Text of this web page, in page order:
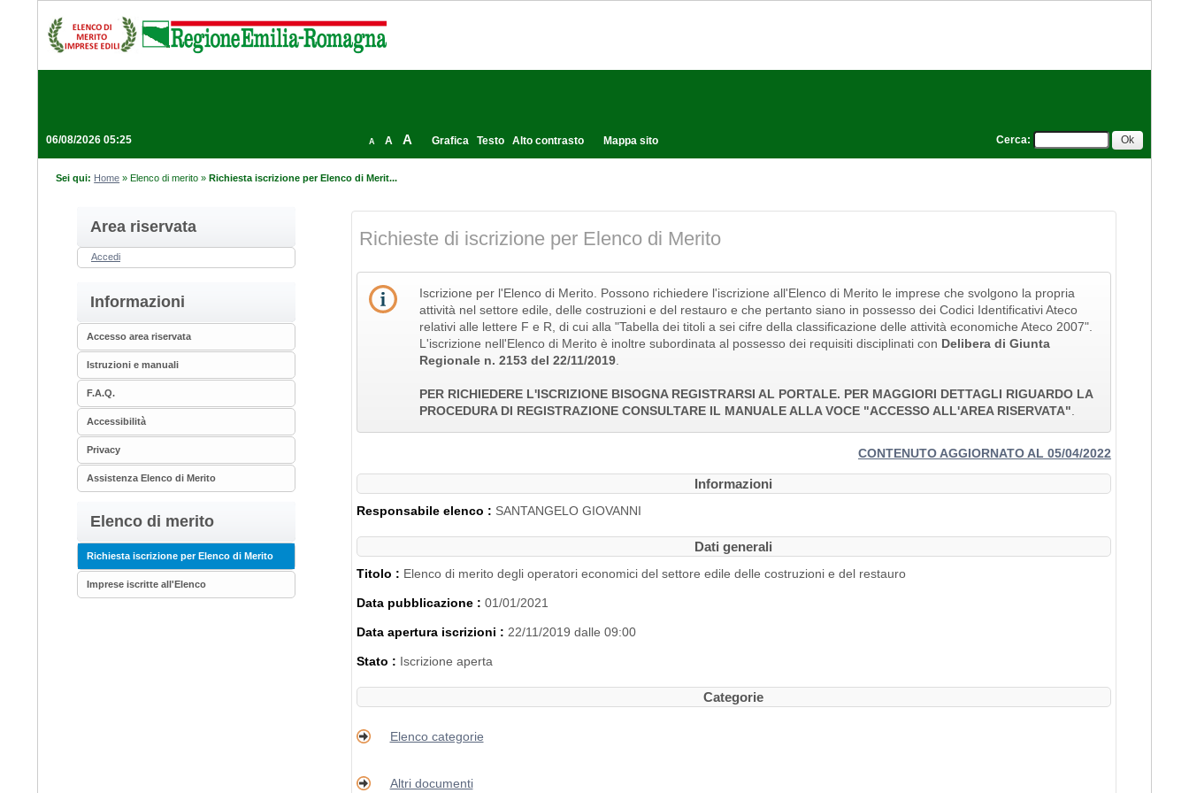
06/08/2026 05:25 Cerca:
A A A Grafica Testo Alto contrasto Mappa sito
Sei qui: Home »Elenco di merito »Richiesta iscrizione per Elenco di Merit...
Area riservata
Accedi
Informazioni
Accesso area riservata
Istruzioni e manuali
F.A.Q.
Accessibilità
Privacy
Assistenza Elenco di Merito
Elenco di merito
Richiesta iscrizione per Elenco di Merito
Imprese iscritte all'Elenco
Richieste di iscrizione per Elenco di Merito
Iscrizione per l'Elenco di Merito. Possono richiedere l'iscrizione all'Elenco di Merito le imprese che svolgono la propria
attività nel settore edile, delle costruzioni e del restauro e che pertanto siano in possesso dei Codici Identificativi Ateco
relativi alle lettere F e R, di cui alla "Tabella dei titoli a sei cifre della classificazione delle attività economiche Ateco 2007".
L'iscrizione nell'Elenco di Merito è inoltre subordinata al possesso dei requisiti disciplinati con Delibera di Giunta
Regionale n. 2153 del 22/11/2019.
PER RICHIEDERE L'ISCRIZIONE BISOGNA REGISTRARSI AL PORTALE. PER MAGGIORI DETTAGLI RIGUARDO LA
PROCEDURA DI REGISTRAZIONE CONSULTARE IL MANUALE ALLA VOCE "ACCESSO ALL'AREA RISERVATA".
CONTENUTO AGGIORNATO AL 05/04/2022
Informazioni
Responsabile elenco : SANTANGELO GIOVANNI
Dati generali
Titolo : Elenco di merito degli operatori economici del settore edile delle costruzioni e del restauro
Data pubblicazione : 01/01/2021
Data apertura iscrizioni : 22/11/2019 dalle 09:00
Stato : Iscrizione aperta
Categorie
Elenco categorie
Altri documenti